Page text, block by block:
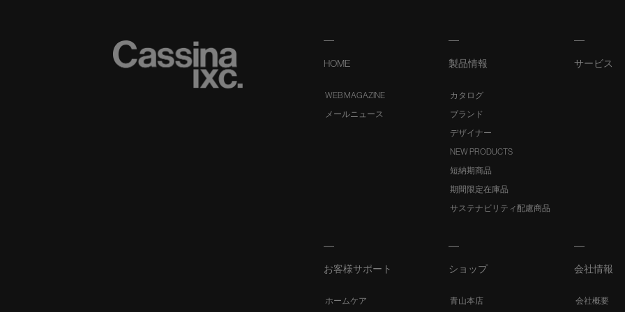
HOME
WEB MAGAZINE
メールニュース
製品情報
カタログ
ブランド
デザイナー
NEW PRODUCTS
短納期商品
期間限定在庫品
サステナビリティ配慮商品
サービス
お客様サポート
ホームケア
ショップ
青山本店
会社情報
会社概要